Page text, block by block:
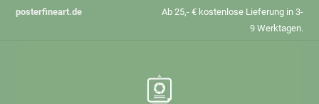
Zumposterfineart.de
Ab 25,- € kostenlose Lieferung in 3-
9 Werktagen.